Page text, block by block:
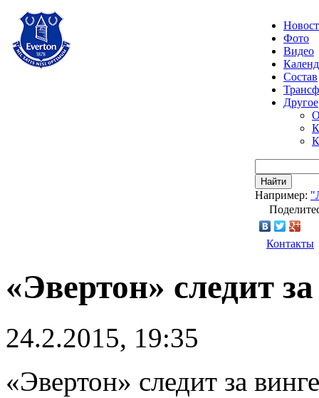
Фото
Видео
Состав
Другое
Найти
Например:
Контакты
«Эвертон» следит
24.2.2015, 19:35
«Эвертон» следит за